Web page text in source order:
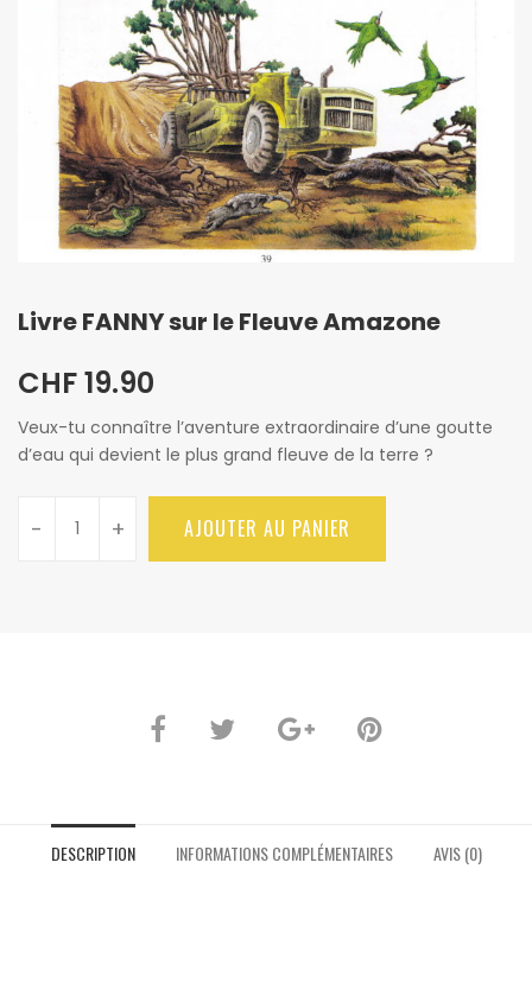
Livre FANNY sur le Fleuve Amazone
CHF19.90
Veux-tu connaître l’aventure extraordinaire d’une goutte
d’eau qui devient le plus grand fleuve de la terre ?
- + AJOUTER AU PANIER
DESCRIPTION INFORMATIONS COMPLÉMENTAIRES AVIS (0)